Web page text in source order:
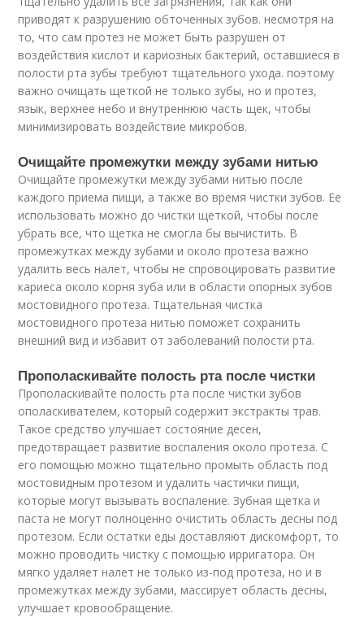
приводят к разрушению обточенных зубов. несмотря на
то, что сам протез не может быть разрушен от
воздействия кислот и кариозных бактерий, оставшиеся в
полости рта зубы требуют тщательного ухода. поэтому
важно очищать щеткой не только зубы, но и протез,
язык, верхнее небо и внутреннюю часть щек, чтобы
минимизировать воздействие микробов.
Очищайте промежутки между зубами нитью
Очищайте промежутки между зубами нитью после
каждого приема пищи, а также во время чистки зубов. Ее
использовать можно до чистки щеткой, чтобы после
убрать все, что щетка не смогла бы вычистить. В
промежутках между зубами и около протеза важно
удалить весь налет, чтобы не спровоцировать развитие
кариеса около корня зуба или в области опорных зубов
мостовидного протеза. Тщательная чистка
мостовидного протеза нитью поможет сохранить
внешний вид и избавит от заболеваний полости рта.
Прополаскивайте полость рта после чистки
Прополаскивайте полость рта после чистки зубов
ополаскивателем, который содержит экстракты трав.
Такое средство улучшает состояние десен,
предотвращает развитие воспаления около протеза. С
его помощью можно тщательно промыть область под
мостовидным протезом и удалить частички пищи,
которые могут вызывать воспаление. Зубная щетка и
паста не могут полноценно очистить область десны под
протезом. Если остатки еды доставляют дискомфорт, то
можно проводить чистку с помощью ирригатора. Он
мягко удаляет налет не только из-под протеза, но и в
промежутках между зубами, массирует область десны,
улучшает кровообращение.